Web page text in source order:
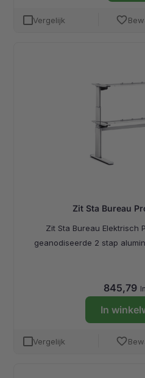
Vergelijk favorite
Zit Sta Bureau
Zit Sta Bureau Elektrisch
geanodiseerde 2 stap
845,79
In
Vergelijk favorite